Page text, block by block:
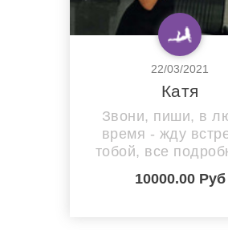
22/03/2021
Катя
Звони, пиши, в
время - жду
тобой, все
по телефону или
мессенждер
10000.00 Руб